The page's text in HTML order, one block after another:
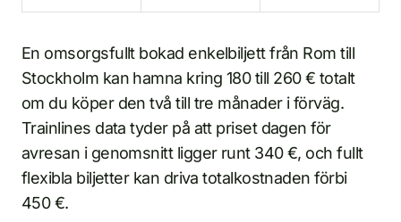
En omsorgsfullt bokad enkelbiljett från Rom till
Stockholm kan hamna kring 180 till 260 € totalt
om du köper den två till tre månader i förväg.
Trainlines data tyder på att priset dagen för
avresan i genomsnitt ligger runt 340 €, och fullt
flexibla biljetter kan driva totalkostnaden förbi
450 €.